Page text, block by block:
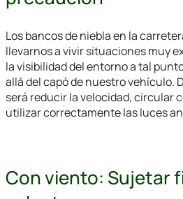
Los bancos de niebla en la
llevarnos a vivir situaciones muy
la visibilidad del entorno a tal
allá del capó de nuestro vehículo.
será reducir la velocidad, circular
utilizar correctamente las luces
Con viento: Sujetar